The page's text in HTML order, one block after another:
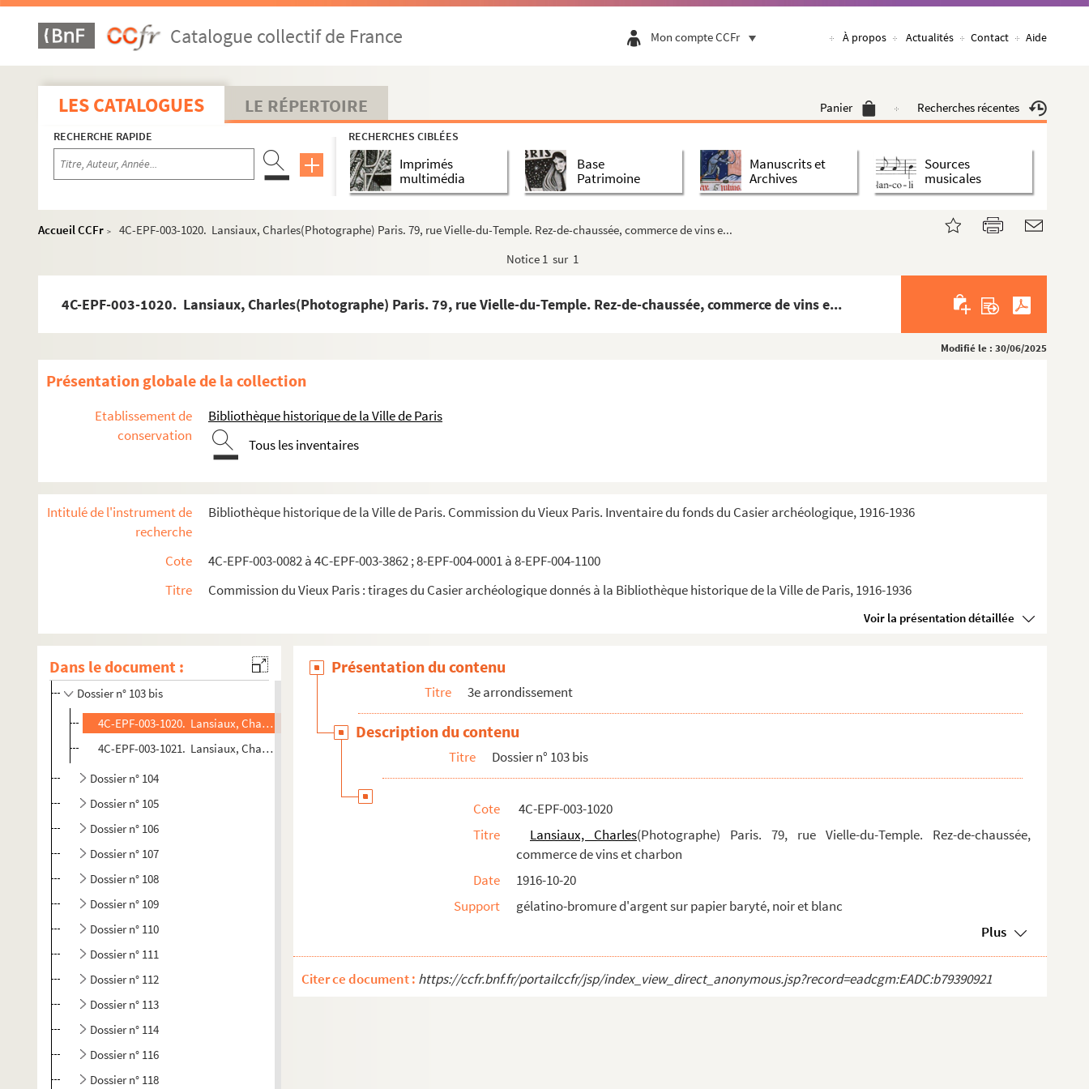
Catalogue collectif de France Mon compte CCFr À propos Actualités Contact Aide
LES CATALOGUES LE RÉPERTOIRE Panier Recherches récentes
RECHERCHE RAPIDE RECHERCHES CIBLÉES
Imprimés
multimédia
Base
Patrimoine
Manuscrits et
Archives
Sources
musicales
Accueil CCFr >
4C-EPF-003-1020. Lansiaux, Charles(Photographe) Paris. 79, rue Vielle-du-Temple. Rez-de-chaussée, commerce de vins e...
Notice 1 sur 1
4C-EPF-003-1020. Lansiaux, Charles(Photographe) Paris. 79, rue Vielle-du-Temple. Rez-de-chaussée, commerce de vins e...
Modifié le : 30/06/2025
Présentation globale de la collection
Etablissement de
conservation
Bibliothèque historique de la Ville de Paris
Tous les inventaires
Intitulé de l'instrument de
recherche
Bibliothèque historique de la Ville de Paris. Commission du Vieux Paris. Inventaire du fonds du Casier archéologique, 1916-1936
Cote
4C-EPF-003-0082 à 4C-EPF-003-3862 ; 8-EPF-004-0001 à 8-EPF-004-1100
Titre
Commission du Vieux Paris : tirages du Casier archéologique donnés à la Bibliothèque historique de la Ville de Paris, 1916-1936
Voir la présentation détaillée
Dans le document :
Dossier n° 80
Dossier n° 81
Dossier n° 82
Dossier n° 83
Dossier n° 84
Dossier n° 85
Dossier n° 92 bis
Dossier n° 93
Dossier n° 94
Dossier n° 96
Dossier n° 97
Dossier n° 100 bis
Dossier n° 102
Dossier n° 102 bis
Dossier n° 103 bis
4C-EPF-003-1020. Lansiaux, Charles(Photographe) Paris. 79, rue Vielle-du-Temple. Rez-de-chaussée, commerce de vins e...
4C-EPF-003-1021. Lansiaux, Charles (Photographe). Paris. 68, rue Vielle-du-Temple. Balcon ventreu du XVIIIe
Dossier n° 104
Dossier n° 105
Dossier n° 106
Dossier n° 107
Dossier n° 108
Dossier n° 109
Dossier n° 110
Dossier n° 111
Dossier n° 112
Dossier n° 113
Dossier n° 114
Dossier n° 116
Dossier n° 118
Présentation du contenu
Titre 3e arrondissement
Description du contenu
Titre Dossier n° 103 bis
Cote
4C-EPF-003-1020
Titre
Lansiaux, Charles(Photographe) Paris. 79, rue Vielle-du-Temple. Rez-de-chaussée,
commerce de vins et charbon
Date
1916-10-20
Support
gélatino-bromure d'argent sur papier baryté, noir et blanc
Plus
Citer ce document : https://ccfr.bnf.fr/portailccfr/jsp/index_view_direct_anonymous.jsp?record=eadcgm:EADC:b79390921